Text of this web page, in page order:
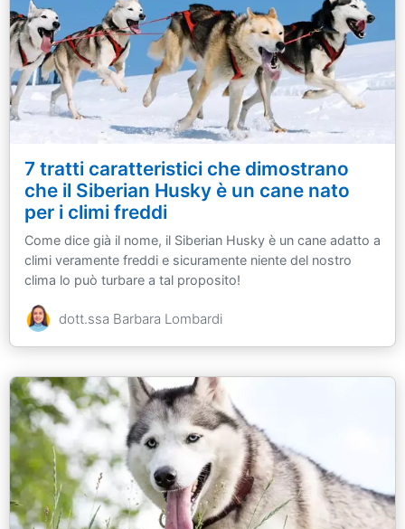
7 tratti caratteristici che dimostrano
che il Siberian Husky è un cane nato
per i climi freddi
Come dice già il nome, il Siberian Husky è un cane adatto a
climi veramente freddi e sicuramente niente del nostro
clima lo può turbare a tal proposito!
dott.ssa Barbara Lombardi